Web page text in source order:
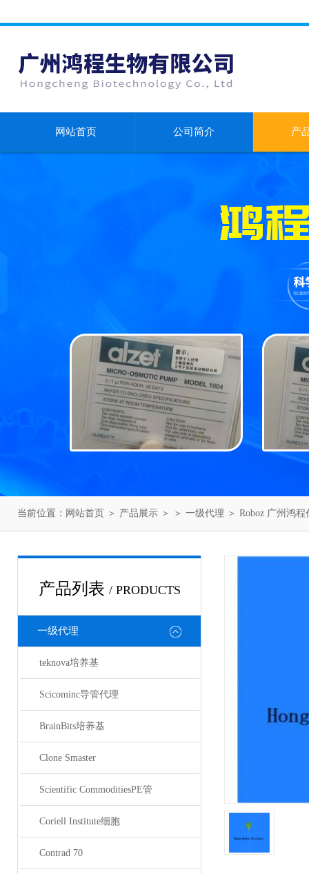
网站首页 公司简介 产
当前位置： 网站首页 ＞ 产品展示 ＞ ＞ 一级代理 ＞ Roboz 广州鸿程
产品列表 / PRODUCTS
一级代理
teknova培养基
Scicominc导管代理
BrainBits培养基
Clone Smaster
Scientific CommoditiesPE管
Coriell Institute细胞
Contrad 70